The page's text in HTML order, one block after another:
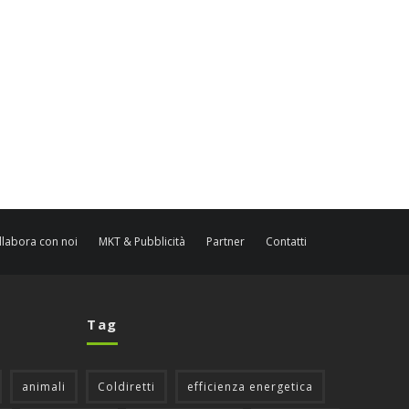
con noi MKT & Pubblicità Partner Contatti
Tag
animali Coldiretti efficienza energetica